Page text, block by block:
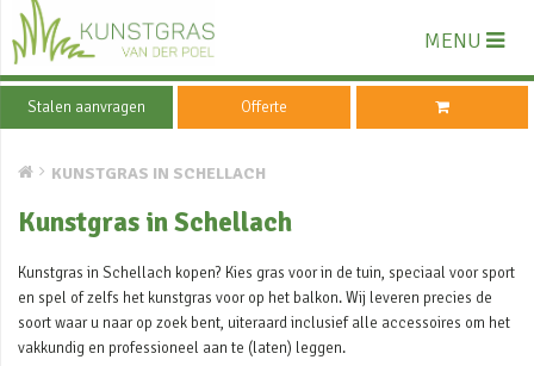
MENU
Stalen aanvragen Offerte
KUNSTGRAS IN SCHELLACH
Kunstgras in Schellach
Kunstgras in Schellach kopen? Kies gras voor in de tuin, speciaal voor sport
en spel of zelfs het kunstgras voor op het balkon. Wij leveren precies de
soort waar u naar op zoek bent, uiteraard inclusief alle accessoires om het
vakkundig en professioneel aan te (laten) leggen.